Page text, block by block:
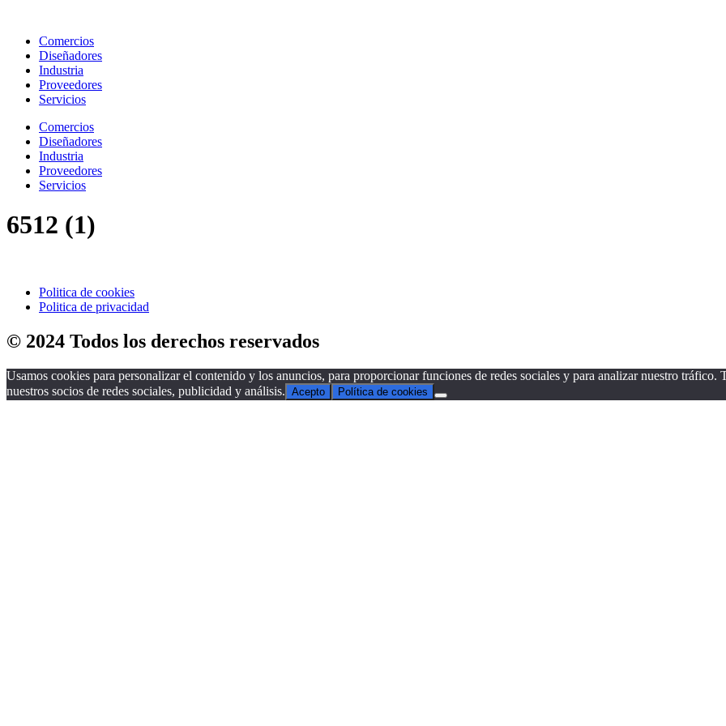
contenidoComercios
Diseñadores
Industria
Proveedores
Servicios
Comercios
Diseñadores
Industria
Proveedores
Servicios
6512 (1)
Politica de cookies
Politica de privacidad
© 2024 Todos los derechos reservados
Usamos cookies para personalizar el contenido y los anuncios, para proporcionar funciones de redes sociales y para analizar nuestro
nuestros socios de redes sociales, publicidad y análisis. Acepto Política de cookies